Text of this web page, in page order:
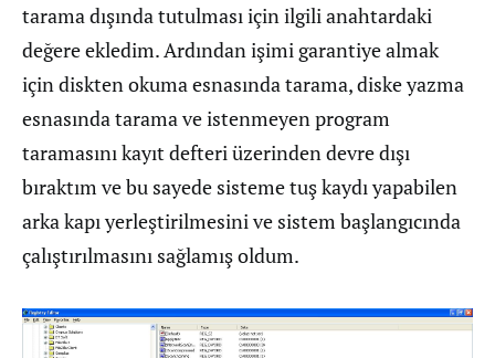
tarama dışında tutulması için ilgili anahtardaki
değere ekledim. Ardından işimi garantiye almak
için diskten okuma esnasında tarama, diske yazma
esnasında tarama ve istenmeyen program
taramasını kayıt defteri üzerinden devre dışı
bıraktım ve bu sayede sisteme tuş kaydı yapabilen
arka kapı yerleştirilmesini ve sistem başlangıcında
çalıştırılmasını sağlamış oldum.